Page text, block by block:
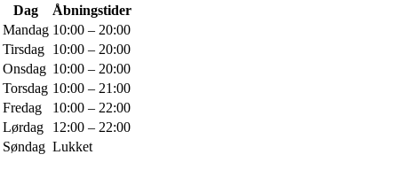
Dag
Åbningstider
Mandag 10:00 – 20:00
Tirsdag 10:00 – 20:00
Onsdag 10:00 – 20:00
Torsdag 10:00 – 21:00
Fredag
10:00 – 22:00
Lørdag
12:00 – 22:00
Søndag Lukket